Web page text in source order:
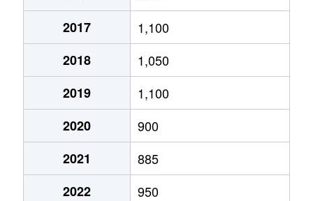
2017
1,100
2018
1,050
2019
1,100
2020
900
2021
885
2022
950